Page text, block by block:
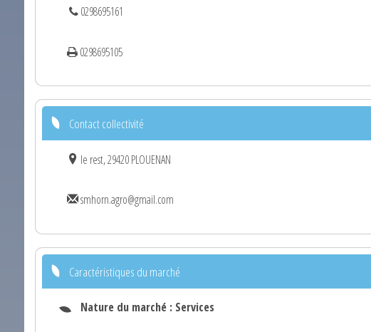
0298695161
0298695105
Contact collectivité
le rest, 29420 PLOUENAN
smhorn.agro@gmail.com
Caractéristiques du marché
Nature du marché : Services